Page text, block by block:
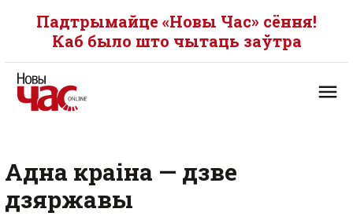
Падтрымайце «Новы Час» сёння!
Каб было што чытаць заўтра
Адна краіна — дзве
дзяржавы